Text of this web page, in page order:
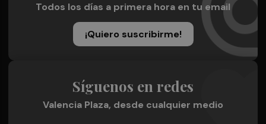
Todos los días a primera hora en tu email
¡Quiero suscribirme!
Síguenos en redes
Valencia Plaza, desde cualquier medio